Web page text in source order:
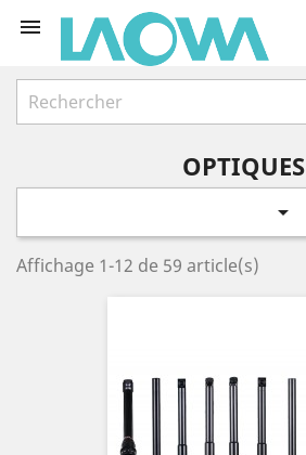

OPTIQUES

Affichage 1-12 de 59 article(s)